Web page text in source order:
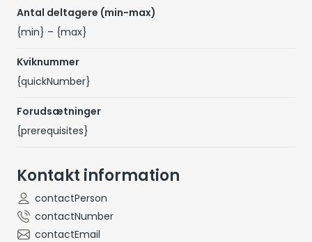
Antal deltagere (min-max)
{min} – {max}
Kviknummer
{quickNumber}
Forudsætninger
{prerequisites}
Kontakt information
contactPerson
contactNumber
contactEmail